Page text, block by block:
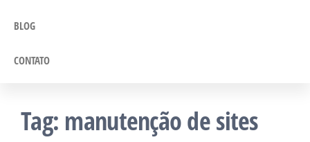
BLOG
CONTATO
Tag: manutenção de sites